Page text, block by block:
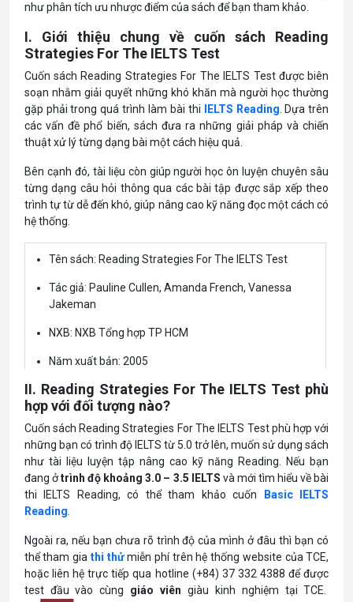
như phân tích ưu nhược điểm của sách để bạn tham khảo.
I. Giới thiệu chung về cuốn sách Reading
Strategies For The IELTS Test
Cuốn sách Reading Strategies For The IELTS Test được biên
soạn nhằm giải quyết những khó khăn mà người học thường
gặp phải trong quá trình làm bài thi
IELTS Reading . Dựa trên
các vấn đề phổ biến, sách đưa ra những giải pháp và chiến
thuật xử lý từng dạng bài một cách hiệu quả.
Bên cạnh đó, tài liệu còn giúp người học ôn luyện chuyên sâu
từng dạng câu hỏi thông qua các bài tập được sắp xếp theo
trình tự từ dễ đến khó, giúp nâng cao kỹ năng đọc một cách có
hệ thống.
Tên sách: Reading Strategies For The IELTS Test
Tác giả: Pauline Cullen, Amanda French, Vanessa
Jakeman
NXB: NXB Tổng hợp TP HCM
Năm xuất bản: 2005
Số trang: 275
II. Reading Strategies For The IELTS Test phù
hợp với đối tượng nào?
Cuốn sách Reading Strategies For The IELTS Test phù hợp với
những bạn có trình độ IELTS từ 5.0 trở lên, muốn sử dụng sách
như tài liệu luyện tập nâng cao kỹ năng Reading. Nếu bạn
đang ởtrình độ khoảng 3.0 – 3.5 IELTS và mới tìm hiểu về bài
thi IELTS Reading, có thể tham khảo cuốn
Basic IELTS
Reading
Ngoài ra, nếu bạn chưa rõ trình độ của mình ở đâu thì bạn có
thể tham gia thi thửmiễn phí trên hệ thống website của TCE,
hoặc liên hệ trực tiếp qua hotline (+84) 37 332 4388 để được
test đầu vào cùng giáo viên giàu kinh nghiệm tại TCE.